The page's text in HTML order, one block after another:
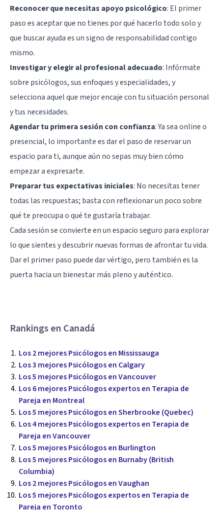
Reconocer que necesitas apoyo psicológico: El primer
paso es aceptar que no tienes por qué hacerlo todo solo y
que buscar ayuda es un signo de responsabilidad contigo
mismo.
Investigar y elegir al profesional adecuado: Infórmate
sobre psicólogos, sus enfoques y especialidades, y
selecciona aquel que mejor encaje con tu situación personal
y tus necesidades.
Agendar tu primera sesión con confianza: Ya sea online o
presencial, lo importante es dar el paso de reservar un
espacio para ti, aunque aún no sepas muy bien cómo
empezar a expresarte.
Preparar tus expectativas iniciales: No necesitas tener
todas las respuestas; basta con reflexionar un poco sobre
qué te preocupa o qué te gustaría trabajar.
Cada sesión se convierte en un espacio seguro para explorar
lo que sientes y descubrir nuevas formas de afrontar tu vida.
Dar el primer paso puede dar vértigo, pero también es la
puerta hacia un bienestar más pleno y auténtico.
Rankings en Canadá
Los 2 mejores Psicólogos en Mississauga
Los 3 mejores Psicólogos en Calgary
Los 5 mejores Psicólogos en Vancouver
Los 6 mejores Psicólogos expertos en Terapia de
Pareja en Montreal
Los 5 mejores Psicólogos en Sherbrooke (Quebec)
Los 4 mejores Psicólogos expertos en Terapia de
Pareja en Vancouver
Los 5 mejores Psicólogos en Burlington
Los 5 mejores Psicólogos en Burnaby (British
Columbia)
Los 2 mejores Psicólogos en Vaughan
Los 5 mejores Psicólogos expertos en Terapia de
Pareja en Toronto